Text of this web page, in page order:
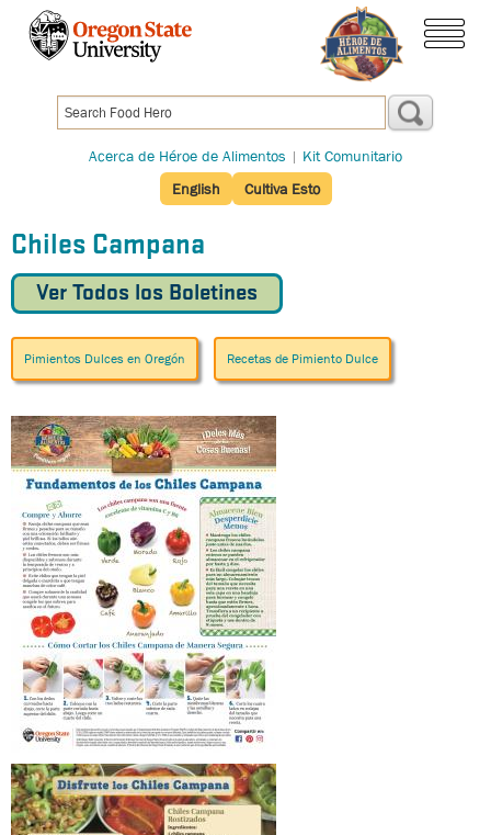
Pasar
principal
Acerca de Héroe de Alimentos | Kit Comunitario
English
Cultiva Esto
Chiles Campana
Ver Todos los Boletines
Pimientos Dulces en Oregón Recetas de Pimiento Dulce